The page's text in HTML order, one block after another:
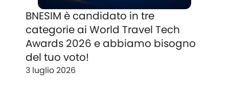
BNESIM è candidato in tre
categorie ai World Travel Tech
Awards 2026 e abbiamo bisogno
del tuo voto!
3 luglio 2026